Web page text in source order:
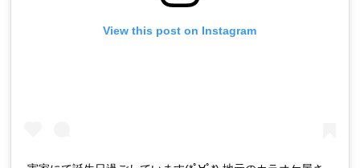
View this post on Instagram